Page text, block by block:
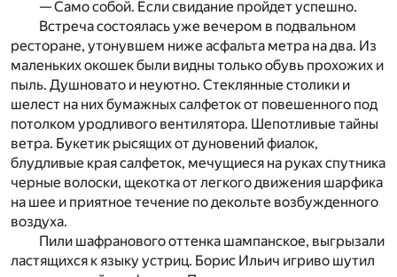
— Само собой. Если свидание пройдет успешно.
Встреча состоялась уже вечером в подвальном
ресторане, утонувшем ниже асфальта метра на два. Из
маленьких окошек были видны только обувь прохожих и
пыль. Душновато и неуютно. Стеклянные столики и
шелест на них бумажных салфеток от повешенного под
потолком уродливого вентилятора. Шепотливые тайны
ветра. Букетик рысящих от дуновений фиалок,
блудливые края салфеток, мечущиеся на руках спутника
черные волоски, щекотка от легкого движения шарфика
на шее и приятное течение по декольте возбужденного
воздуха.
Пили шафранового оттенка шампанское, выгрызали
ластящихся к языку устриц. Борис Ильич игриво шутил